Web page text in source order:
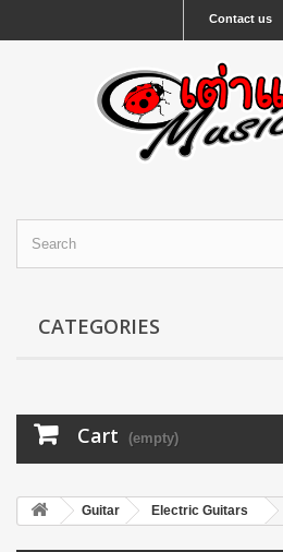
Contact us
CATEGORIES
Cart (empty)
Guitar Electric Guitars